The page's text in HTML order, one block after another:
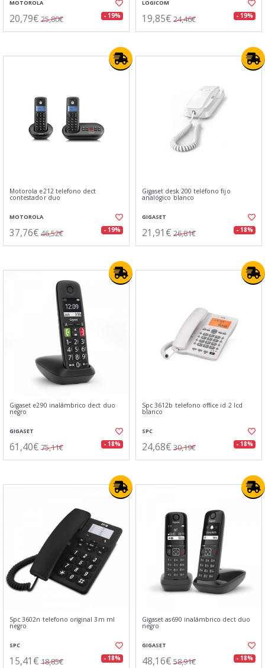
MOTOROLA
20,79€ 25,80€ - 19%
LOGICOM
19,85€ 24,46€ - 19%
Motorola e212 telefono dect
contestador duo
MOTOROLA
37,76€ 46,52€ - 19%
Gigaset desk 200 teléfono fijo
analógico blanco
GIGASET
21,91€ 26,81€ - 18%
Gigaset e290 inalámbrico dect duo
negro
GIGASET
61,40€ 75,11€ - 18%
Spc 3612b telefono office id 2 lcd
blanco
SPC
24,68€ 30,19€ - 18%
Spc 3602n telefono original 3m ml
negro
SPC
15,41€ 18,85€ - 18%
Gigaset as690 inalámbrico dect duo
negro
GIGASET
48,16€ 58,91€ - 18%